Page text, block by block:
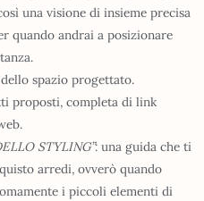
una visione di insieme precisa
quando andrai a posizionare
spazio progettato.
proposti, completa di link
STYLING”: una guida che ti
arredi, ovverò quando
i piccoli elementi di